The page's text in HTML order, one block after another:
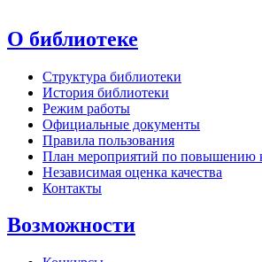
О библиотеке
Структура библиотеки
История библиотеки
Режим работы
Официальные документы
Правила пользования
План мероприятий по повышению
Независимая оценка качества
Контакты
Возможности